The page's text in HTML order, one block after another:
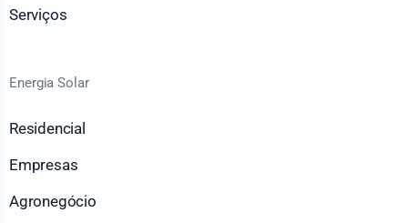
Serviços
Energia Solar
Residencial
Empresas
Agronegócio